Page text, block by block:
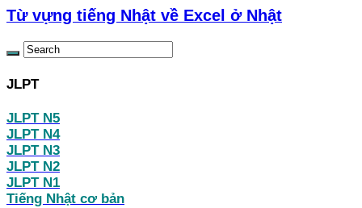
Từ vựng tiếng Nhật về Excel ở Nhật
JLPT
JLPT N5
JLPT N4
JLPT N3
JLPT N2
JLPT N1
Tiếng Nhật cơ bản